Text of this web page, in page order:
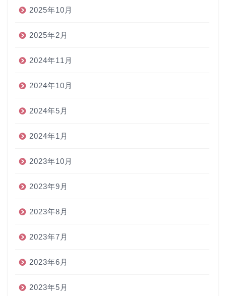
2025年10月
2025年2月
2024年11月
2024年10月
2024年5月
2024年1月
2023年10月
2023年9月
2023年8月
2023年7月
2023年6月
2023年5月